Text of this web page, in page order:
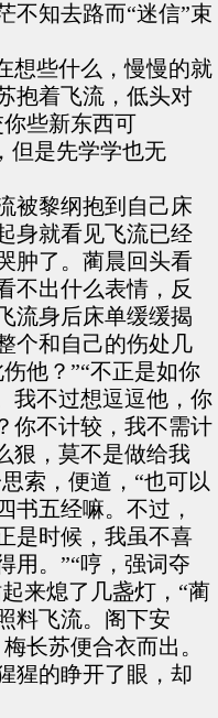
不知去路而“迷信”束
想些什么，慢慢的就
抱着飞流，低头对
些新东西可
但是先学学也无
被黎纲抱到自己床
身就看见飞流已经
肿了。蔺晨回头看
不出什么表情，反
流身后床单缓缓揭
个和自己的伤处几
他？”“不正是如你
我不过想逗逗他，你
你不计较，我不需计
狠，莫不是做给我
索，便道，“也可以
书五经嘛。不过，
是时候，我虽不喜
用。”“哼，强词夺
来熄了几盏灯，“蔺
料飞流。阁下安
长苏便合衣而出。
猩的睁开了眼，却